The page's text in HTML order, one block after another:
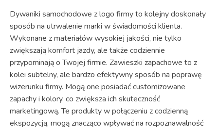
Dywaniki samochodowe z logo firmy to kolejny doskonały
sposób na utrwalenie marki w świadomości klienta.
Wykonane z materiałów wysokiej jakości, nie tylko
zwiększają komfort jazdy, ale także codziennie
przypominają o Twojej firmie. Zawieszki zapachowe to z
kolei subtelny, ale bardzo efektywny sposób na poprawę
wizerunku firmy. Mogą one posiadać customizowane
zapachy i kolory, co zwiększa ich skuteczność
marketingową. Te produkty w połączeniu z codzienną
ekspozycją, mogą znacząco wpływać na rozpoznawalność